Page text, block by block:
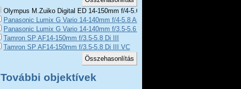
Olympus M.Zuiko Digital ED 14-150mm f/4-5.6
Panasonic Lumix G Vario 14-140mm f/4-5.8 Asph MEGA O.I.S
Panasonic Lumix G Vario 14-140mm f/3.5-5.6 Asph Power O.I.S
Tamron SP AF14-150mm f/3.5-5.8 Di III
Tamron SP AF14-150mm f/3.5-5.8 Di III VC
További objektívek